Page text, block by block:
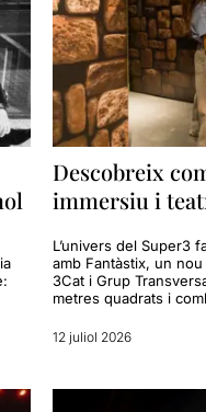
Descobreix
immersiu i
L’univers del Super3
amb Fantàstix, un
3Cat i Grup
metres quadrats i
12 juliol 2026